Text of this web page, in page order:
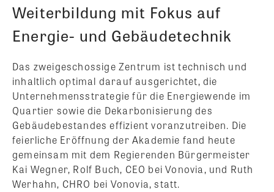
Weiterbildung mit Fokus auf
Energie- und Gebäudetechnik
Das zweigeschossige Zentrum ist technisch und
inhaltlich optimal darauf ausgerichtet, die
Unternehmensstrategie für die Energiewende im
Quartier sowie die Dekarbonisierung des
Gebäudebestandes effizient voranzutreiben. Die
feierliche Eröffnung der Akademie fand heute
gemeinsam mit dem Regierenden Bürgermeister
Kai Wegner, Rolf Buch, CEO bei Vonovia, und Ruth
Werhahn, CHRO bei Vonovia, statt.